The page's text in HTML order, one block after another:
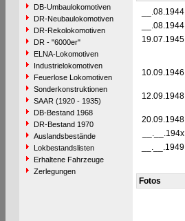
DB-Umbaulokomotiven
DR-Neubaulokomotiven
DR-Rekolokomotiven
DR - "6000er"
ELNA-Lokomotiven
Industrielokomotiven
Feuerlose Lokomotiven
Sonderkonstruktionen
SAAR (1920 - 1935)
DB-Bestand 1968
DR-Bestand 1970
Auslandsbestände
Lokbestandslisten
Erhaltene Fahrzeuge
Zerlegungen
__.08.1944
__.08.1944
19.07.1945
10.09.1946
12.09.1948
20.09.1948
__.__.194x
__.__.1949
Fotos